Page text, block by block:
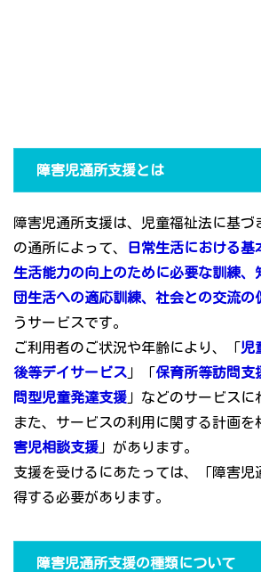
障害児通所支援とは
障害児通所支援は、児童福祉法に基づ
の通所によって、
日常生活における基
生活能力の向上のために必要な訓練、
団生活への適応訓練、社会との交流の
うサービスです。
ご利用者のご状況や年齢により、「児
後等デイサービス 」「保育所等訪問支
問型児童発達支援 」などのサービスに
また、サービスの利用に関する計画を
害児相談支援 」があります。
支援を受けるにあたっては、「障害児
得する必要があります。
障害児通所支援の種類について